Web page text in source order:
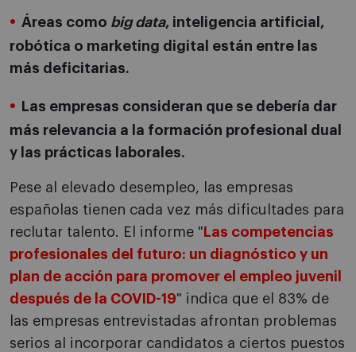
Áreas como big data, inteligencia artificial,
robótica o marketing digital están entre las
más deficitarias.
Las empresas consideran que se debería dar
más relevancia a la formación profesional dual
y las prácticas laborales.
Pese al elevado desempleo, las empresas
españolas tienen cada vez más dificultades para
reclutar talento. El informe " Las competencias
profesionales del futuro: un diagnóstico y un
plan de acción para promover el empleo juvenil
después de la COVID-19" indica que el 83% de
las empresas entrevistadas afrontan problemas
serios al incorporar candidatos a ciertos puestos